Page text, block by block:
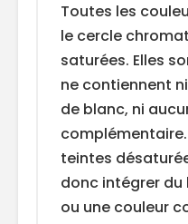
Toutes les
le cercle
saturées. Elles
ne contiennent
de blanc, ni
teintes
donc intégrer du
ou une couleur